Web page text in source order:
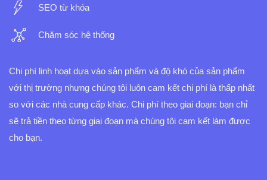
SEO từ khóa
Chăm sóc hệ thống
Chi phí linh hoạt dựa vào sản phẩm và độ khó của sản phẩm
với thị trường nhưng chúng tôi luôn cam kết chi phí là thấp nhất
so với các nhà cung cấp khác. Chi phí theo giai đoạn: bạn chỉ
sẽ trả tiền theo từng giai đoạn mà chúng tôi cam kết làm được
cho bạn.